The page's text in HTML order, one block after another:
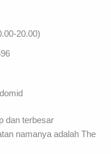
20.00)
dan terbesar
namanya adalah The